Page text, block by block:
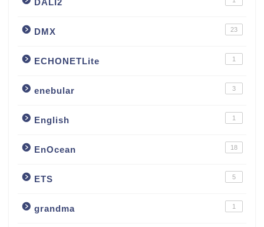
DMX 23
ECHONETLite 1
enebular 3
English 1
EnOcean 18
ETS 5
grandma 1